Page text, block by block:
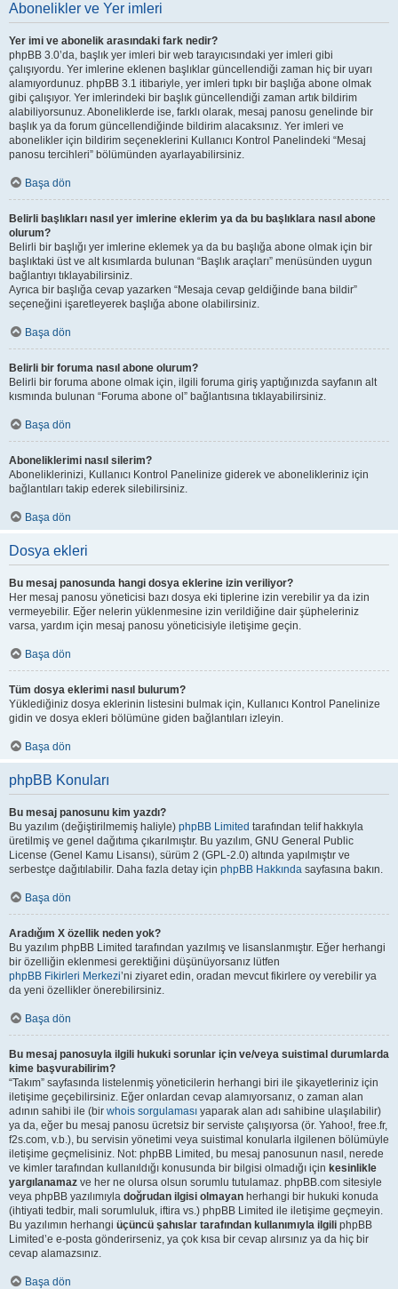
Abonelikler ve Yer imleri
Yer imi ve abonelik arasındaki fark nedir?
phpBB 3.0’da, başlık yer imleri bir web tarayıcısındaki yer imleri gibi
çalışıyordu. Yer imlerine eklenen başlıklar güncellendiği zaman hiç bir uyarı
alamıyordunuz. phpBB 3.1 itibariyle, yer imleri tıpkı bir başlığa abone olmak
gibi çalışıyor. Yer imlerindeki bir başlık güncellendiği zaman artık bildirim
alabiliyorsunuz. Aboneliklerde ise, farklı olarak, mesaj panosu genelinde bir
başlık ya da forum güncellendiğinde bildirim alacaksınız. Yer imleri ve
abonelikler için bildirim seçeneklerini Kullanıcı Kontrol Panelindeki “Mesaj
panosu tercihleri” bölümünden ayarlayabilirsiniz.
Başa dön
Belirli başlıkları nasıl yer imlerine eklerim ya da bu başlıklara nasıl abone
olurum?
Belirli bir başlığı yer imlerine eklemek ya da bu başlığa abone olmak için bir
başlıktaki üst ve alt kısımlarda bulunan “Başlık araçları” menüsünden uygun
bağlantıyı tıklayabilirsiniz.
Ayrıca bir başlığa cevap yazarken “Mesaja cevap geldiğinde bana bildir”
seçeneğini işaretleyerek başlığa abone olabilirsiniz.
Başa dön
Belirli bir foruma nasıl abone olurum?
Belirli bir foruma abone olmak için, ilgili foruma giriş yaptığınızda sayfanın alt
kısmında bulunan “Foruma abone ol” bağlantısına tıklayabilirsiniz.
Başa dön
Aboneliklerimi nasıl silerim?
Aboneliklerinizi, Kullanıcı Kontrol Panelinize giderek ve abonelikleriniz için
bağlantıları takip ederek silebilirsiniz.
Başa dön
Dosya ekleri
Bu mesaj panosunda hangi dosya eklerine izin veriliyor?
Her mesaj panosu yöneticisi bazı dosya eki tiplerine izin verebilir ya da izin
vermeyebilir. Eğer nelerin yüklenmesine izin verildiğine dair şüpheleriniz
varsa, yardım için mesaj panosu yöneticisiyle iletişime geçin.
Başa dön
Tüm dosya eklerimi nasıl bulurum?
Yüklediğiniz dosya eklerinin listesini bulmak için, Kullanıcı Kontrol Panelinize
gidin ve dosya ekleri bölümüne giden bağlantıları izleyin.
Başa dön
phpBB Konuları
Bu mesaj panosunu kim yazdı?
Bu yazılım (değiştirilmemiş haliyle) phpBB Limited tarafından telif hakkıyla
üretilmiş ve genel dağıtıma çıkarılmıştır. Bu yazılım, GNU General Public
License (Genel Kamu Lisansı), sürüm 2 (GPL-2.0) altında yapılmıştır ve
serbestçe dağıtılabilir. Daha fazla detay için phpBB Hakkında sayfasına bakın.
Başa dön
Aradığım X özellik neden yok?
Bu yazılım phpBB Limited tarafından yazılmış ve lisanslanmıştır. Eğer herhangi
bir özelliğin eklenmesi gerektiğini düşünüyorsanız lütfen
phpBB Fikirleri Merkezi’ni ziyaret edin, oradan mevcut fikirlere oy verebilir ya
da yeni özellikler önerebilirsiniz.
Başa dön
Bu mesaj panosuyla ilgili hukuki sorunlar için ve/veya suistimal durumlarda
kime başvurabilirim?
“Takım” sayfasında listelenmiş yöneticilerin herhangi biri ile şikayetleriniz için
iletişime geçebilirsiniz. Eğer onlardan cevap alamıyorsanız, o zaman alan
adının sahibi ile (bir whois sorgulaması yaparak alan adı sahibine ulaşılabilir)
ya da, eğer bu mesaj panosu ücretsiz bir serviste çalışıyorsa (ör. Yahoo!, free.fr,
f2s.com, v.b.), bu servisin yönetimi veya suistimal konularla ilgilenen bölümüyle
iletişime geçmelisiniz. Not: phpBB Limited, bu mesaj panosunun nasıl, nerede
ve kimler tarafından kullanıldığı konusunda bir bilgisi olmadığı için kesinlikle
yargılanamaz ve her ne olursa olsun sorumlu tutulamaz. phpBB.com sitesiyle
veya phpBB yazılımıyla doğrudan ilgisi olmayan herhangi bir hukuki konuda
(ihtiyati tedbir, mali sorumluluk, iftira vs.) phpBB Limited ile iletişime geçmeyin.
Bu yazılımın herhangi üçüncü şahıslar tarafından kullanımıyla ilgili phpBB
Limited’e e-posta gönderirseniz, ya çok kısa bir cevap alırsınız ya da hiç bir
cevap alamazsınız.
Başa dön